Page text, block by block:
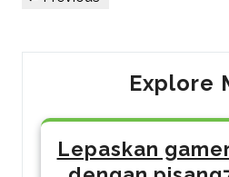
Explore
Lepaskan